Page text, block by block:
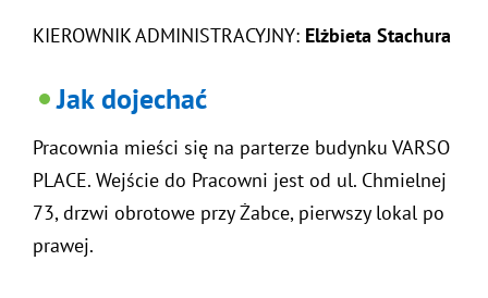
KIEROWNIK ADMINISTRACYJNY: Elżbieta Stachura
Jak dojechać
Pracownia mieści się na parterze budynku VARSO
PLACE. Wejście do Pracowni jest od ul. Chmielnej
73, drzwi obrotowe przy Żabce, pierwszy lokal po
prawej.